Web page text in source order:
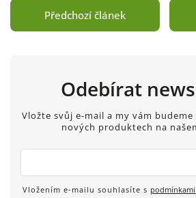
Předchozí článek
Odebírat
Vložte svůj e-mail a my vám
nových produktech na
Vložením e-mailu souhlasíte s